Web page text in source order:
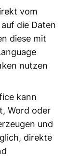
vom
die Daten
diese mit
nutzen
kann
Word oder
und
direkte